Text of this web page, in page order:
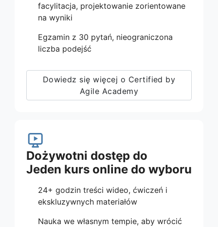
facylitacja, projektowanie zorientowane
na wyniki
Egzamin z 30 pytań, nieograniczona
liczba podejść
Dowiedz się więcej o Certified by
Agile Academy
Dożywotni dostęp do
Jeden kurs online do wyboru
24+ godzin treści wideo, ćwiczeń i
ekskluzywnych materiałów
Nauka we własnym tempie, aby wrócić